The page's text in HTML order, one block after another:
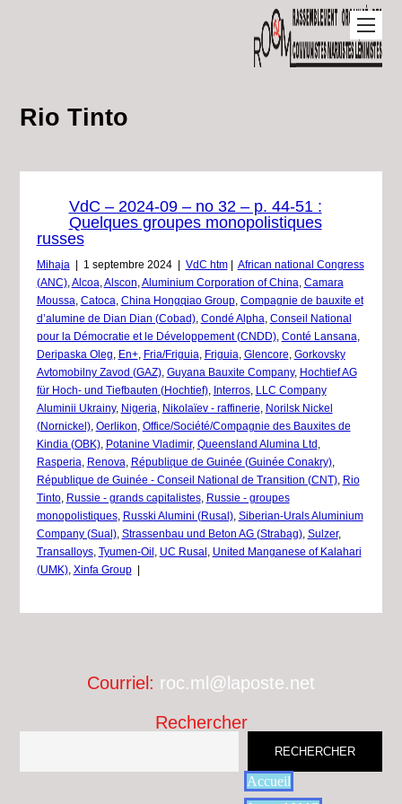
Rio Tinto
VdC – 2024-09 – no 32 – p. 44-51 :
Quelques groupes monopolistiques
russes
Mihaja 1 septembre 2024 VdC htm
African national Congress
(ANC), Alcoa Alscon Aluminium Corporation of China Camara
Moussa Catoca China Hongqiao Group, Compagnie de bauxite et
d’alumine de Dian Dian (Cobad), Condé Alpha Conseil National
pour la Démocratie et le Développement (CNDD), Conté Lansana
Deripaska Oleg
En+, Fria/Friguia Friguia Glencore Gorkovsky
Avtomobilny Zavod (GAZ), Guyana Bauxite Company, Hochtief AG
für Hoch- und Tiefbauten (Hochtief), Interros,
LLC Company
Aluminii Ukrainy, Nigeria Nikolaïev - raffinerie
Norilsk Nickel
(Nornickel), Oerlikon Office/Société/Compagnie des Bauxites de
Kindia (OBK), Potanine Vladimir, Queensland Alumina Ltd
Rasperia
Renova République de Guinée (Guinée Conakry),
République de Guinée - Conseil National de Transition (CNT),
Rio
Tinto, Russie - grands capitalistes,
Russie - groupes
monopolistiques, Russki Alumini (Rusal), Siberian-Urals Aluminium
Company (Sual), Strassenbau und Beton AG (Strabag), Sulzer,
Transalloys, Tyumen-Oil UC Rusal
United Manganese of Kalahari
(UMK), Xinfa Group
Courriel: roc.ml@laposte.net
Rechercher
RECHERCHER
Accueil